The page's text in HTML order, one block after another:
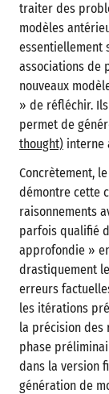
traiter des
modèles
essentiellement
associations de
nouveaux
» de réfléchir.
permet de
thought) interne
Concrètement,
démontre cette
raisonnements
parfois qualifié
approfondie »
drastiquement
erreurs
les itérations
la précision des
phase
dans la version
génération de